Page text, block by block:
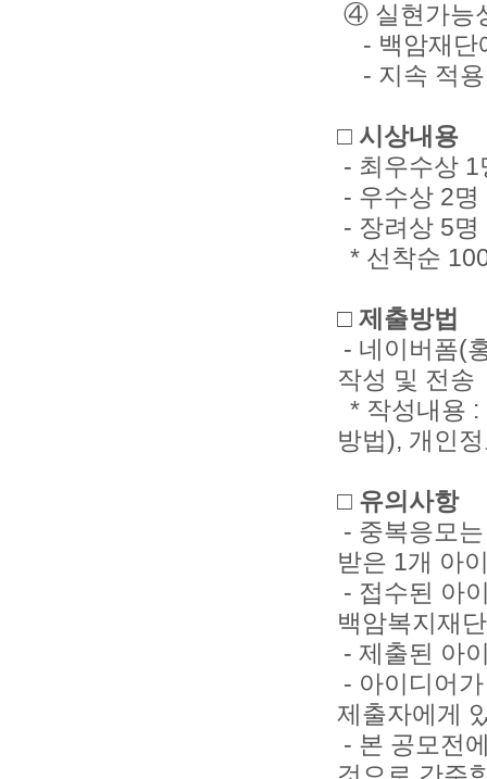
④ 실현가능
- 백암재단
- 지속 적용
□ 시상내용
- 최우수상
- 우수상 2
- 장려상 5
* 선착순
□ 제출방법
- 네이버폼(
작성 및 전송
* 작성내용
방법), 개인
□ 유의사항
- 중복응모
받은 1개 아
- 접수된 아
백암복지재
- 제출된 아
- 아이디어
제출자에게
- 본 공모전